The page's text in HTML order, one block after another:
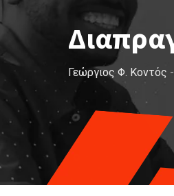
Γεώργιος Φ. Κοντός -